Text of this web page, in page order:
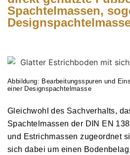
Spachtelmassen,
Gleichwohl des Sachverhalts,
Spachtelmassen der DIN EN
und Estrichmassen zugeordnet
sich dabei um einen
Abbildung: Bearbeitungsspuren und
einer Designspachtelmasse